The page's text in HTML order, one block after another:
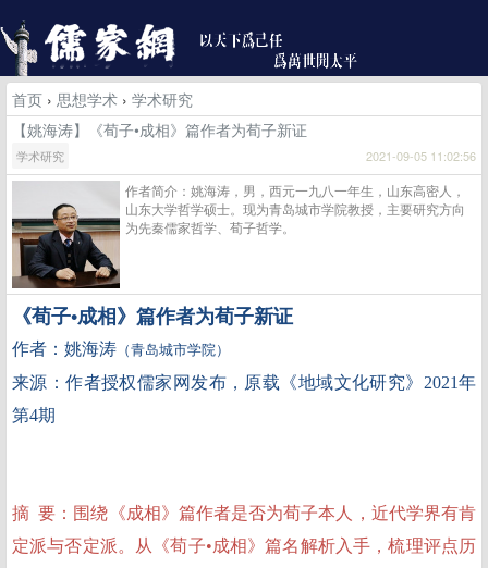
首页 › 思想学术 › 学术研究
【姚海涛】《荀子•成相》篇作者为荀子新证
学术研究 2021-09-05 11:02:56
作者简介：姚海涛，男，西元一九八一年生，山东高密人，
山东大学哲学硕士。现为青岛城市学院教授，主要研究方向
为先秦儒家哲学、荀子哲学。
《荀子•成相》篇作者为荀子新证
作者：姚海涛 （青岛城市学院）
来源：作者授权儒家网发布， 原载 《地域文化研究》 2021年
第4期
摘 要：围绕《成相》篇作者是否为荀子本人，近代学界有肯
定派与否定派。从《荀子•成相》篇名解析入手，梳理评点历